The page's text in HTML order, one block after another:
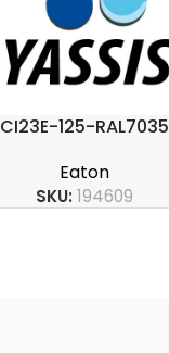
CI23E-125-RAL7035
Eaton
SKU:194609